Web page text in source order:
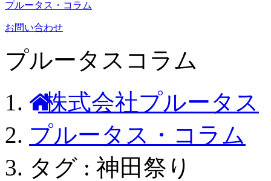
プルータス・コラム
お問い合わせ
プルータスコラム
株式会社プルータス
プルータス・コラム
タグ : 神田祭り